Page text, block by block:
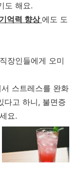
도 해요.
억력 향상 에도 도
장인들에게 오미
스트레스를 완화
다고 하니, 불면증
요.